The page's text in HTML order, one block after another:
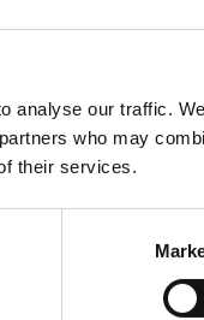
analyse our traffic.
who may
their services.